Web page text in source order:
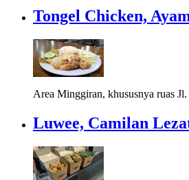
Tongel Chicken,
Area Minggiran, khususnya ruas
Luwee, Camilan